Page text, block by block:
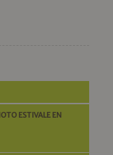
ESTIVALE EN